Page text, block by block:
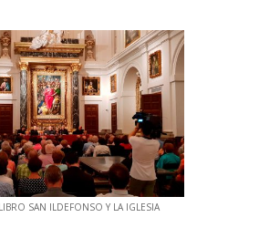
SAN ILDEFONSO Y LA IGLESIA